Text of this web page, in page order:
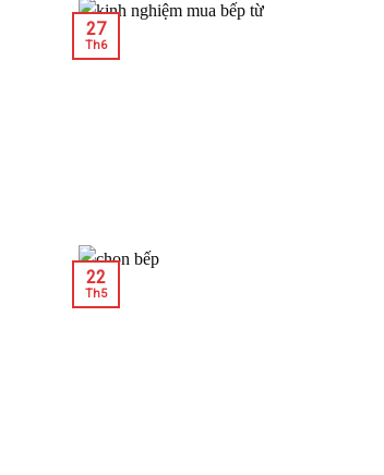
27
Th6
22
Th5